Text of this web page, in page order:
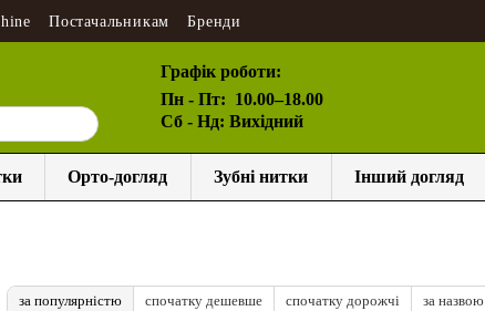
Постачальникам Бренди
Графік роботи:
Пн - Пт: 10.00–18.00
Сб - Нд: Вихідний
Орто-догляд Зубні нитки Інший догляд
за популярністю спочатку дешевше спочатку дорожчі за назвою